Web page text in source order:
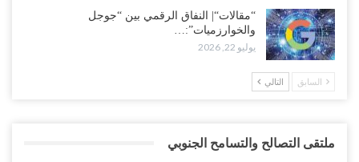
“مقالات“| النفاق الرقمي بين “جوجل
والخوارزميات”:…
يوليو 22, 2026
السابق التالي
ملتقى التصالح والتسامح الجنوبي